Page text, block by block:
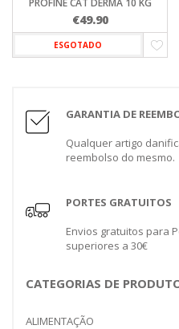
€49.90
ESGOTADO
GARANTIA DE
Qualquer artigo
reembolso do mesmo.
PORTES GRATUITOS
Envios gratuitos para
superiores a 30€
CATEGORIAS DE
ALIMENTAÇÃO